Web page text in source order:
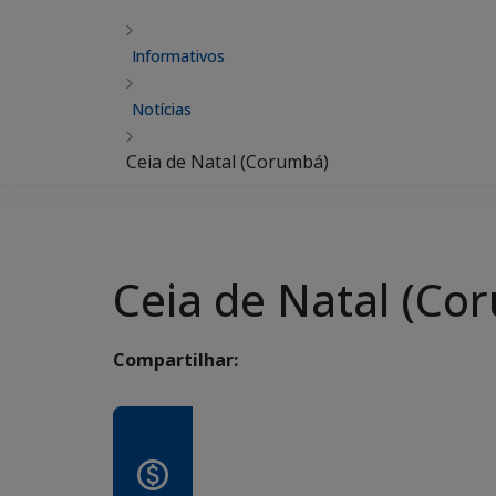
Informativos
Notícias
Ceia de Natal (Corumbá)
Ceia de Natal
Compartilhar: